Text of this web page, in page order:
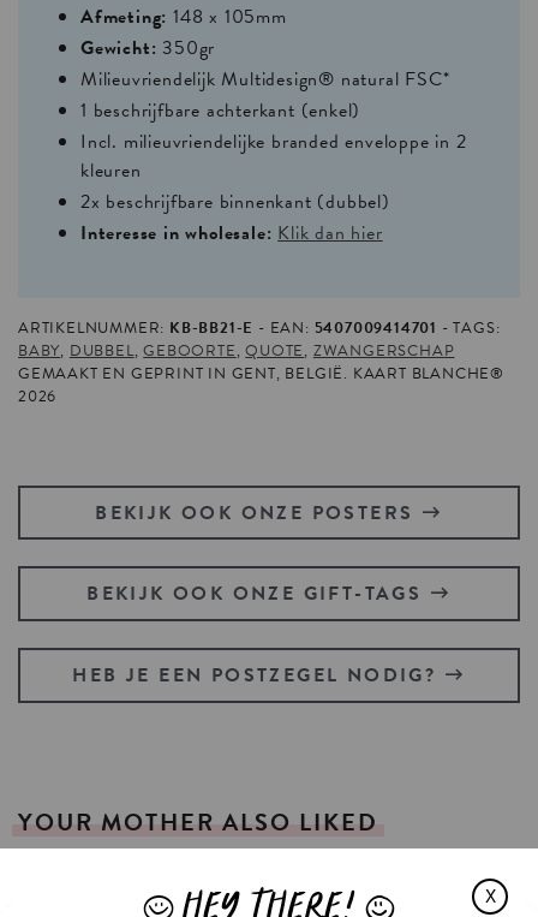
Afmeting: 148 x 105mm
Gewicht: 350gr
Milieuvriendelijk Multidesign® natural FSC*
1 beschrijfbare achterkant (enkel)
Incl. milieuvriendelijke branded enveloppe in 2
kleuren
2x beschrijfbare binnenkant (dubbel)
Interesse in wholesale: Klik dan hier
ARTIKELNUMMER: KB-BB21-E EAN: 5407009414701
TAGS:
BABY, DUBBEL,GEBOORTE,QUOTE, ZWANGERSCHAP
GEMAAKT EN GEPRINT IN GENT, BELGIË. KAART BLANCHE®
2026
BEKIJK OOK ONZE POSTERS
BEKIJK OOK ONZE GIFT-TAGS
HEB JE EEN POSTZEGEL NODIG?
YOUR MOTHER ALSO LIKED
X
HEY THERE!